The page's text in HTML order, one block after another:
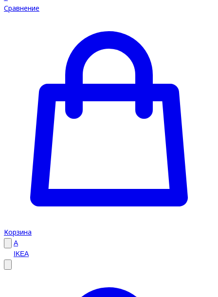
Сравнение
Корзина
A
IKEA